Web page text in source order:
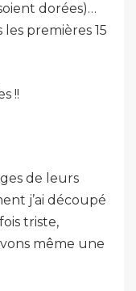
dorées)…
premières 15
!!
de leurs
j’ai découpé
triste,
même une